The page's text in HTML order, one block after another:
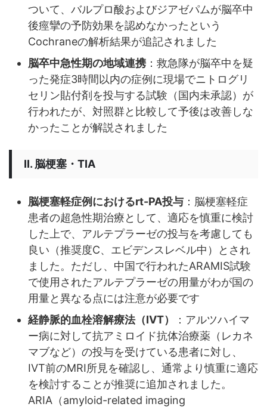
ついて、バルプロ酸およびジアゼパムが脳卒中
後痙攣の予防効果を認めなかったという
Cochraneの解析結果が追記されました
脳卒中急性期の地域連携 ：救急隊が脳卒中を疑
った発症3時間以内の症例に現場でニトログリ
セリン貼付剤を投与する試験（国内未承認）が
行われたが、対照群と比較して予後は改善しな
かったことが解説されました
II. 脳梗塞・TIA
脳梗塞軽症例におけるrt-PA投与 ：脳梗塞軽症
患者の超急性期治療として、適応を慎重に検討
した上で、アルテプラーゼの投与を考慮しても
良い（推奨度C、エビデンスレベル中）とされ
ました。ただし、中国で行われたARAMIS試験
で使用されたアルテプラーゼの用量がわが国の
用量と異なる点には注意が必要です
経静脈的血栓溶解療法（IVT）
：アルツハイマ
ー病に対して抗アミロイド抗体治療薬（レカネ
マブなど）の投与を受けている患者に対し、
IVT前のMRI所見を確認し、通常より慎重に適応
を検討することが推奨に追加されました。
ARIA（amyloid-related imaging